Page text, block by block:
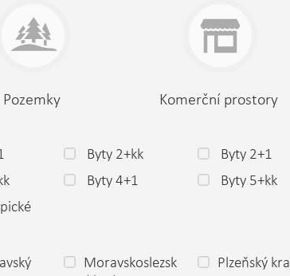
Pozemky Komerční prostory
Byty 2+kk Byty 2+1
Byty 4+1 Byty 5+kk
Moravskoslezsk
Plzeňský